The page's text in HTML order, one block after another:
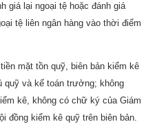
giá lại ngoại tệ hoặc đánh giá
tệ liên ngân hàng vào thời điểm
mặt tồn quỹ, biên bản kiểm kê
quỹ và kế toán trưởng; không
kê, không có chữ ký của Giám
đồng kiểm kê quỹ trên biên bản.